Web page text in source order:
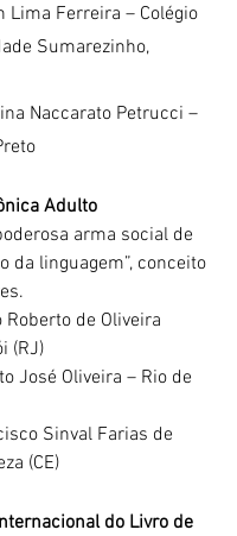
Lima Ferreira – Colégio
Sumarezinho,
Naccarato Petrucci –
Adulto
arma social de
da linguagem”, conceito
Roberto de Oliveira
(RJ)
José Oliveira – Rio de
Sinval Farias de
(CE)
do Livro de